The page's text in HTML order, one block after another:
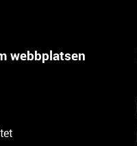
webbplatsen